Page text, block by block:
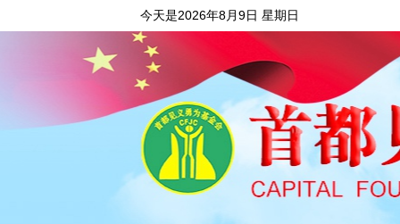
今天是2026年8月9日 星期日